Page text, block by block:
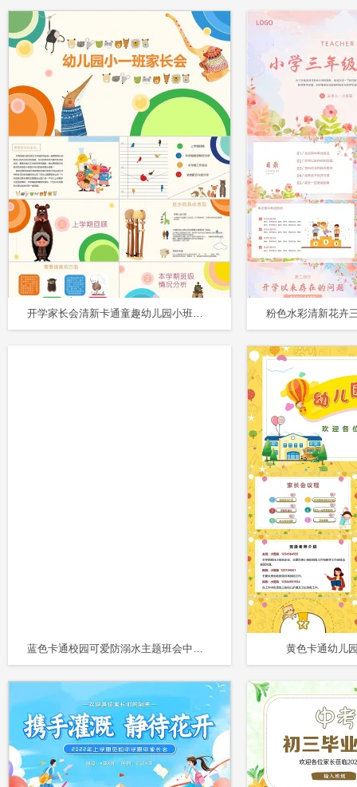
开学家长会清新卡通童趣幼儿园小班下学期第二学期家长会PPT模板
蓝色卡通校园可爱防溺水主题班会中小学生安全教育PPT模板 黄色卡通幼儿